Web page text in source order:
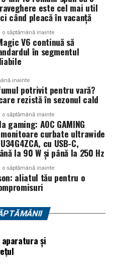
Business School, biciclop,
Palace, Secom.
pe summerwell.ro la
pot fi achizitionate
lei pentru vineri si
acestuia la rețea.
screen-protection/
honor-magic-v6-
oferit gratuit timp de trei
și oferă funcții precum
3.1, crearea de imagini
de producție video
NotebookLM.
este cel mai util
când pleacă în vacanță
o săptămână inainte
V6 continuă să
în segmentul
inainte
potrivit pentru vară?
rezistă în sezonul cald
o săptămână inainte
gaming: AOC GAMING
curbate ultrawide
cu USB-C,
la 90 W și până la 250 Hz
o săptămână inainte
aliatul tău pentru o
aparatura și